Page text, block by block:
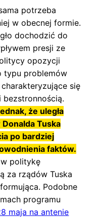
potrzeba
w obecnej formie.
dochodzić do
presji ze
opozycji
typu problemów
się
że uległa
Tuska
po bardziej
faktów.
politykę
za rządów Tuska
Podobne
programu
maja na antenie